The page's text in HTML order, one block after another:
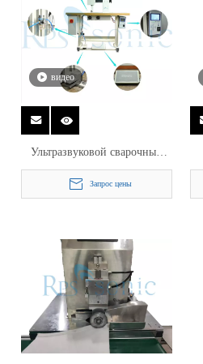
видео
Ультразвуковой сварочный
автомат для резки пластика 35
кГц
Запрос цены